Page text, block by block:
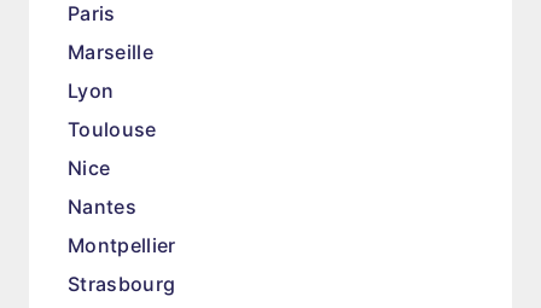
Paris
Marseille
Lyon
Toulouse
Nice
Nantes
Montpellier
Strasbourg